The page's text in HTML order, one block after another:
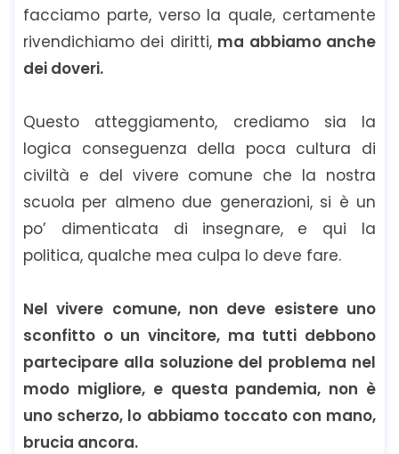
facciamo parte, verso la quale, certamente
rivendichiamo dei diritti, ma abbiamo anche
dei doveri.
Questo atteggiamento, crediamo sia la
logica conseguenza della poca cultura di
civiltà e del vivere comune che la nostra
scuola per almeno due generazioni, si è un
po’ dimenticata di insegnare, e qui la
politica, qualche mea culpa lo deve fare.
Nel vivere comune, non deve esistere uno
sconfitto o un vincitore, ma tutti debbono
partecipare alla soluzione del problema nel
modo migliore, e questa pandemia, non è
uno scherzo, lo abbiamo toccato con mano,
brucia ancora.